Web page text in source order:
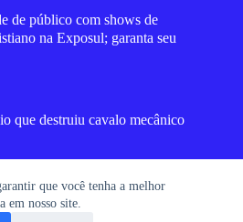
que você tenha a melhor
em nosso site.
de público com shows de
na Exposul; garanta seu
que destruiu cavalo mecânico
em Rondonópolis;